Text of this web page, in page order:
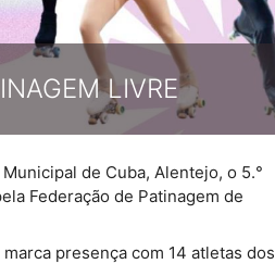
LIVRE
de Cuba, Alentejo, o 5.°
Federação de Patinagem de
presença com 14 atletas dos